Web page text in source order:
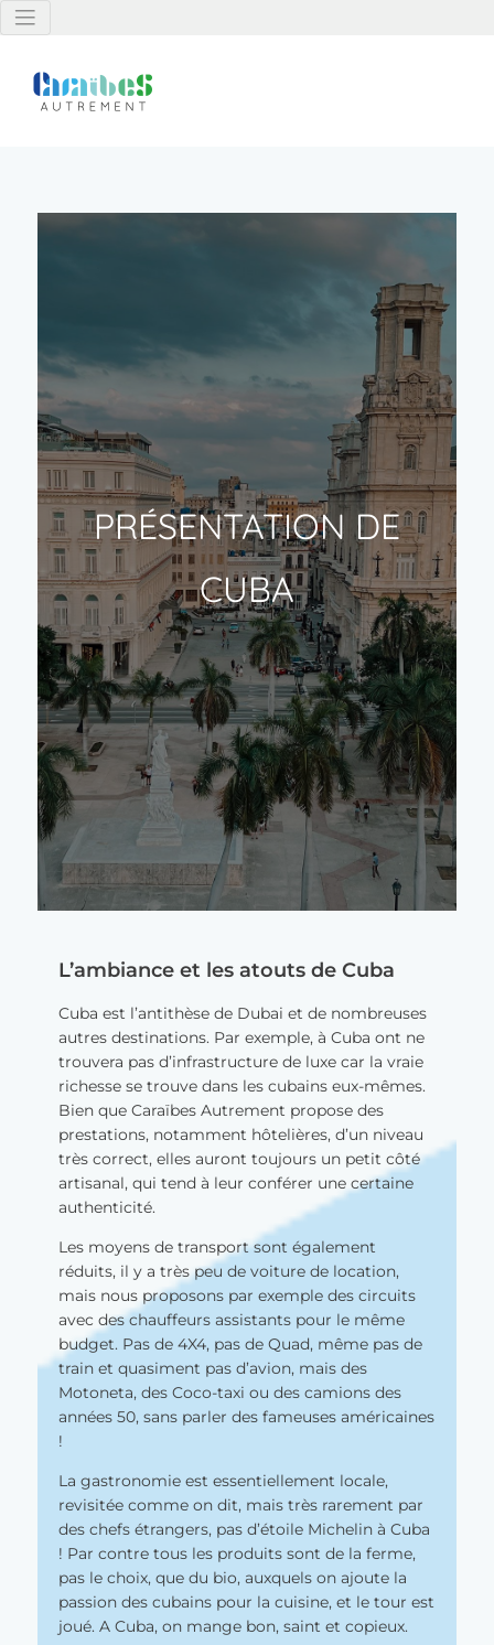
PRÉSENTATION DE
CUBA
L’ambiance et les atouts de Cuba
Cuba est l’antithèse de Dubai et de nombreuses
autres destinations. Par exemple, à Cuba ont ne
trouvera pas d’infrastructure de luxe car la vraie
richesse se trouve dans les cubains eux-mêmes.
Bien que Caraïbes Autrement propose des
prestations, notamment hôtelières, d’un niveau
très correct, elles auront toujours un petit côté
artisanal, qui tend à leur conférer une certaine
authenticité.
Les moyens de transport sont également
réduits, il y a très peu de voiture de location,
mais nous proposons par exemple des circuits
avec des chauffeurs assistants pour le même
budget. Pas de 4X4, pas de Quad, même pas de
train et quasiment pas d’avion, mais des
Motoneta, des Coco-taxi ou des camions des
années 50, sans parler des fameuses américaines
!
La gastronomie est essentiellement locale,
revisitée comme on dit, mais très rarement par
des chefs étrangers, pas d’étoile Michelin à Cuba
! Par contre tous les produits sont de la ferme,
pas le choix, que du bio, auxquels on ajoute la
passion des cubains pour la cuisine, et le tour est
joué. A Cuba, on mange bon, saint et copieux.